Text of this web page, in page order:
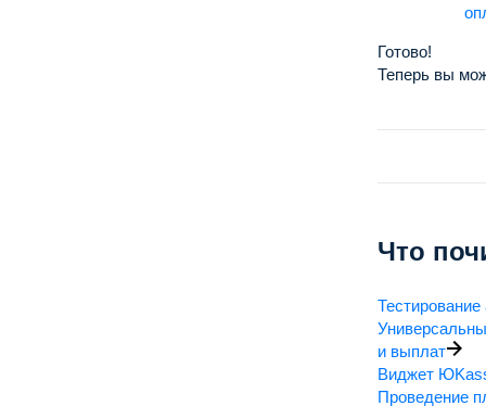
Готово!
Теперь вы
Что
и выплат
Виджет
Проведение